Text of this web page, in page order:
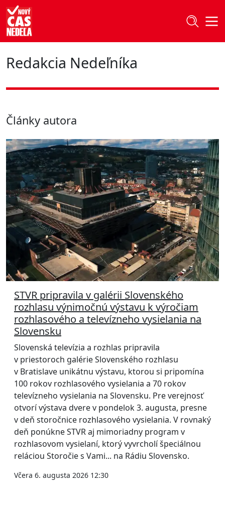
Redakcia Nedeľníka
Články autora
STVR pripravila v galérii Slovenského
rozhlasu výnimočnú výstavu k výročiam
rozhlasového a televízneho vysielania na
Slovensku
Slovenská televízia a rozhlas pripravila
v priestoroch galérie Slovenského rozhlasu
v Bratislave unikátnu výstavu, ktorou si pripomína
100 rokov rozhlasového vysielania a 70 rokov
televízneho vysielania na Slovensku. Pre verejnosť
otvorí výstava dvere v pondelok 3. augusta, presne
v deň storočnice rozhlasového vysielania. V rovnaký
deň ponúkne STVR aj mimoriadny program v
rozhlasovom vysielaní, ktorý vyvrcholí špeciálnou
reláciou Storočie s Vami... na Rádiu Slovensko.
Včera 6. augusta 2026 12:30